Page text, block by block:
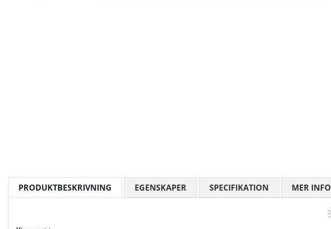
PRODUKTBESKRIVNING EGENSKAPER SPECIFIKATION MER INFO